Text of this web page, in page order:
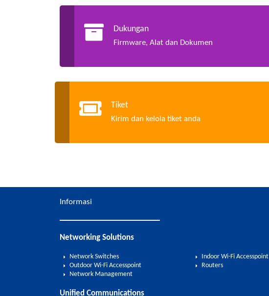
Dukungan
Firmware, Alat dan Dokumen
Tiket
Kirim dan kelola tiket anda
Informasi
Networking Solutions
Network Switches
Indoor Wi-Fi Accesspoint
Outdoor Wi-Fi Accesspoint
Routers
Network Management
Unified Communications